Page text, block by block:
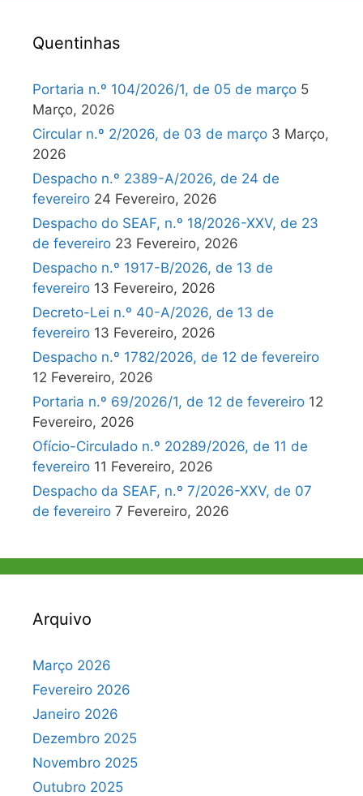
Quentinhas
Portaria n.º 104/2026/1, de 05 de março 5
Março, 2026
Circular n.º 2/2026, de 03 de março 3 Março,
2026
Despacho n.º 2389-A/2026, de 24 de
fevereiro 24 Fevereiro, 2026
Despacho do SEAF, n.º 18/2026-XXV, de 23
de fevereiro 23 Fevereiro, 2026
Despacho n.º 1917-B/2026, de 13 de
fevereiro 13 Fevereiro, 2026
Decreto-Lei n.º 40-A/2026, de 13 de
fevereiro 13 Fevereiro, 2026
Despacho n.º 1782/2026, de 12 de fevereiro
12 Fevereiro, 2026
Portaria n.º 69/2026/1, de 12 de fevereiro 12
Fevereiro, 2026
Ofício-Circulado n.º 20289/2026, de 11 de
fevereiro 11 Fevereiro, 2026
Despacho da SEAF, n.º 7/2026-XXV, de 07
de fevereiro 7 Fevereiro, 2026
Arquivo
Março 2026
Fevereiro 2026
Janeiro 2026
Dezembro 2025
Novembro 2025
Outubro 2025